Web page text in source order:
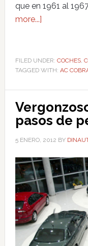
que en 1961 al
more...]
FILED UNDER: COCHES,
TAGGED WITH: AC
pasos de
5 ENERO, 2012 BY